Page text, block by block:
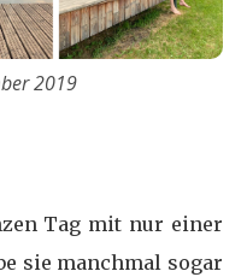
2019
Tag mit nur einer
sie manchmal sogar